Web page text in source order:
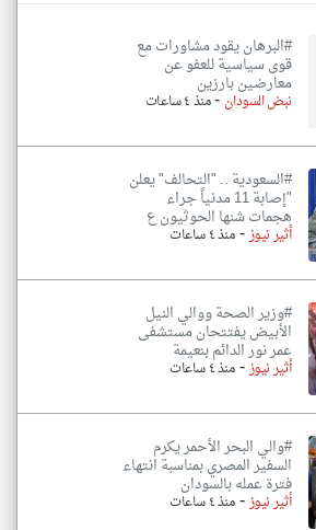
#البرهان يقود مشاورات مع
قوى سياسية للعفو عن
معارضين بارزين
نبض السودان-منذ ٤ ساعات
#السعودية .. "التحالف" يعلن
"إصابة 11 مدنياً جراء
هجمات شنها الحوثيون ع
أثير نيوز-منذ ٤ ساعات
#وزير الصحة ووالي النيل
الأبيض يفتتحان مستشفى
عمر نور الدائم بنعيمة
أثير نيوز-منذ ٤ ساعات
#والي البحر الأحمر يكرم
السفير المصري بمناسبة انتهاء
فترة عمله بالسودان
أثير نيوز-منذ ٤ ساعات